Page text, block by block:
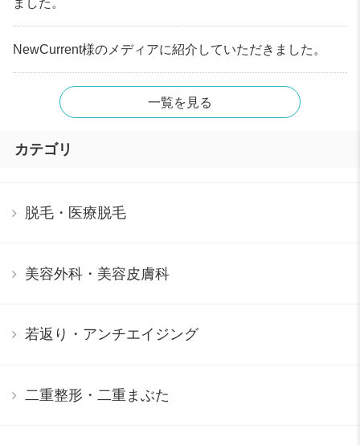
ました。
NewCurrent様のメディアに紹介していただきました。
一覧を見る
カテゴリ
脱毛・医療脱毛
美容外科・美容皮膚科
若返り・アンチエイジング
二重整形・二重まぶた